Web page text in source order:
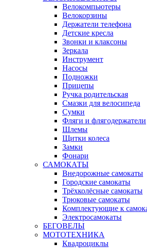
Велокомпьютеры
Велокорзины
Держатели телефона
Детские кресла
Звонки и клаксоны
Зеркала
Инструмент
Насосы
Подножки
Прицепы
Ручка родительская
Смазки для велосипеда
Сумки
Фляги и флягодержатели
Шлемы
Щитки колеса
Замки
Фонари
САМОКАТЫ
Внедорожные самокаты
Городские самокаты
Трёхколёсные самокаты
Трюковые самокаты
Комплектующие к
Электросамокаты
БЕГОВЕЛЫ
МОТОТЕХНИКА
Квадроциклы